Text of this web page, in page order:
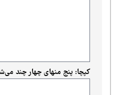
کپچا: پنج منهای چهار چند می‌شود؟*